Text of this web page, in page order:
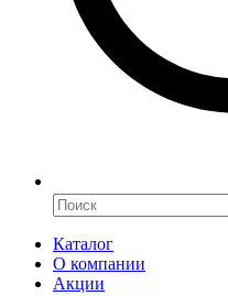
Каталог
О компании
Акции